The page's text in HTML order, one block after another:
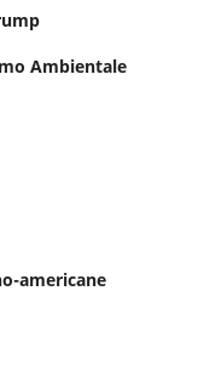
Ambientale
americane